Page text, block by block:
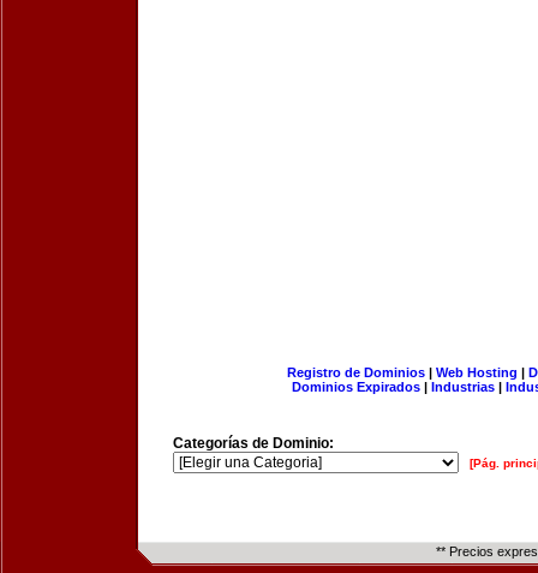
Registro de Dominios| Web Hosting |
Dominios Expirados | Industrias |
Categorías de Dominio:
[Pág.
** Precios